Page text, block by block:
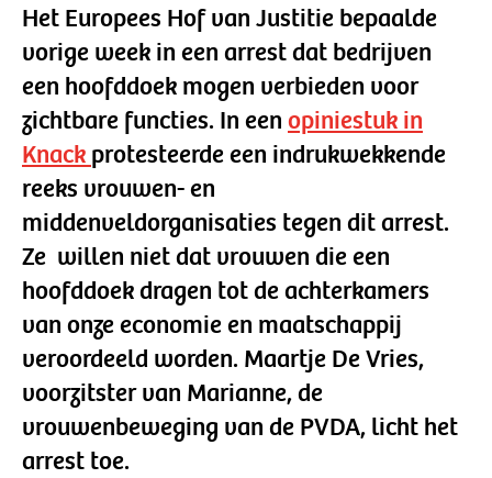
Het Europees Hof van Justitie bepaalde
vorige week in een arrest dat bedrijven
een hoofddoek mogen verbieden voor
zichtbare functies. In een opiniestuk in
Knack protesteerde een indrukwekkende
reeks vrouwen- en
middenveldorganisaties tegen dit arrest.
Ze willen niet dat vrouwen die een
hoofddoek dragen tot de achterkamers
van onze economie en maatschappij
veroordeeld worden. Maartje De Vries,
voorzitster van Marianne, de
vrouwenbeweging van de PVDA, licht het
arrest toe.